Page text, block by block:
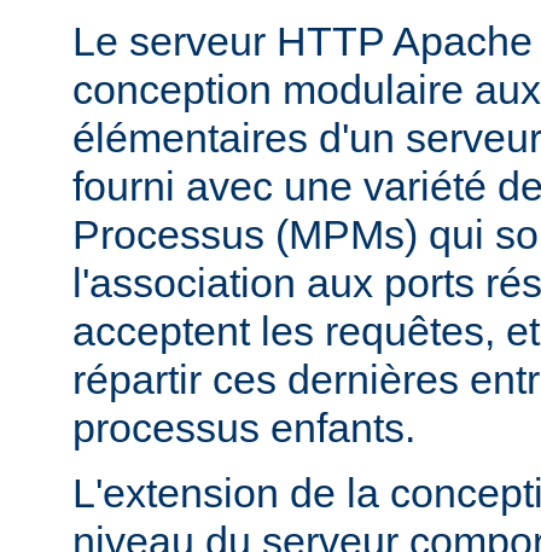
Le serveur HTTP
conception modulaire
élémentaires d'un
fourni avec une variété
Processus (MPMs) qui
l'association aux ports
acceptent les requêtes,
répartir ces dernières
processus enfants.
L'extension de la
niveau du serveur